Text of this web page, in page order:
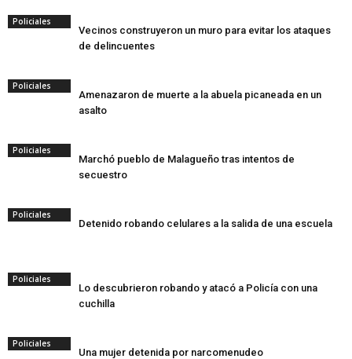
Policiales
Vecinos construyeron un muro para evitar los ataques
de delincuentes
Policiales
Amenazaron de muerte a la abuela picaneada en un
asalto
Policiales
Marchó pueblo de Malagueño tras intentos de
secuestro
Policiales
Detenido robando celulares a la salida de una escuela
Policiales
Lo descubrieron robando y atacó a Policía con una
cuchilla
Policiales
Una mujer detenida por narcomenudeo